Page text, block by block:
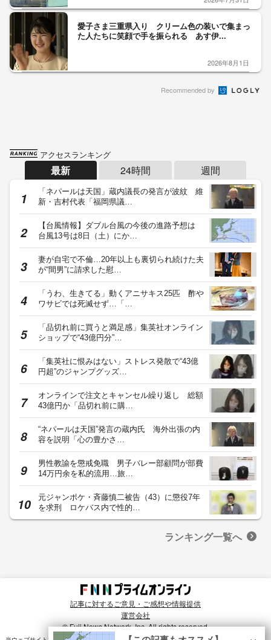
愛子さま三重県入り クリーム色の装いで集まっ
た人たちに笑顔で手を振られる あす伊...
2026年8月1日
Recommended by
アクセスランキング
最新 24時間 週間
「ネパールは天国」蔵内議長の発言が波紋 維
新・吉村代表「福岡県議…
【台風情報】ダブル台風の今後の進路予想は
台風13号は8日（土）にか…
妻が自宅で不倫…20年以上も裏切られ続けた夫
が“間男”に請求した慰…
「うわ、生きてる」動くアニサキス25匹 酢や
ワサビでは死滅せず…「…
「品切れ前に買うと満足感」集英社オンライン
ショップで“43億円分”…
「集英社に恨みはない」ストレス発散で“43億
円超”のジャンプグッズ…
オンラインで注文とキャンセル繰り返し 総額
43億円か「品切れ前に購…
“ネパールは天国”発言の蔵内氏 海外出張の内
容を説明「心の豊かさ…
男性教諭を懲戒免職 男子バレー部顧問が部費
14万円余を私的流用…旅…
元ジャンポケ・斉藤慎二被告（43）に懲役7年
を求刑 ロケバス内で性的…
ランキング一覧へ
記事に対するご意見・ご感想や情報提供
運営会社
© Fuji News Network, Inc. All rights reserved.